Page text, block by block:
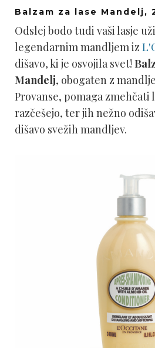
Balzam za lase Mandelj,
Odslej bodo tudi vaši lasje
legendarnim mandljem iz
dišavo, ki je osvojila svet!
Mandelj, obogaten z
Provanse, pomaga zmehčati
razčešejo, ter jih nežno
dišavo svežih mandljev.